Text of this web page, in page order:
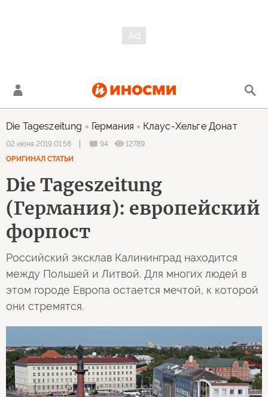
Die Tageszeitung Германия Клаус-Хельге Донат
02 июня 2019 01:58 94
12789
ОРИГИНАЛ СТАТЬИ
Die Tageszeitung
(Германия): европейский
форпост
Российский эксклав Калининград находится
между Польшей и Литвой. Для многих людей в
этом городе Европа остается мечтой, к которой
они стремятся.